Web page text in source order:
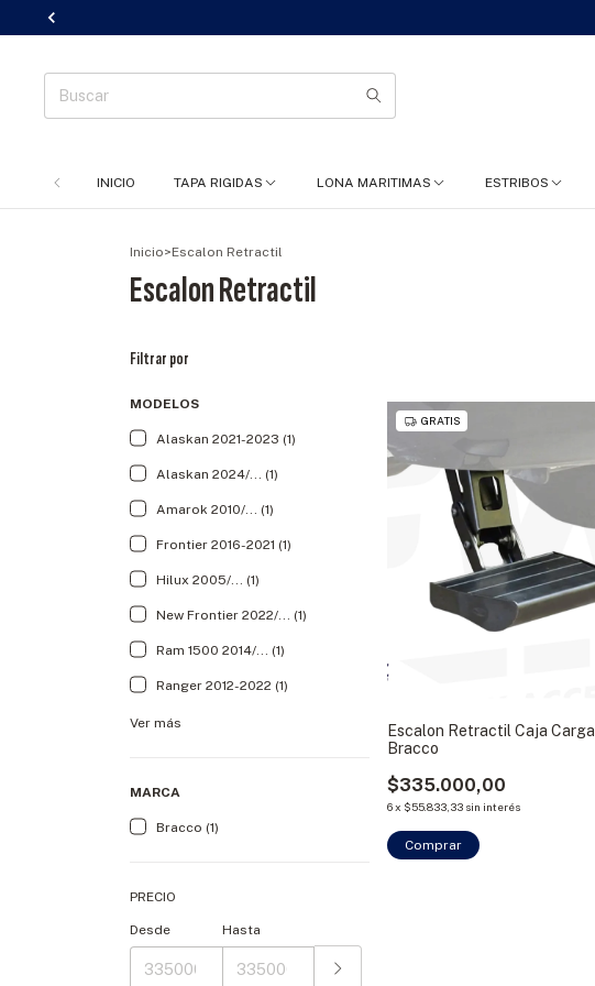
INICIO TAPA RIGIDAS LONA MARITIMAS ESTRIBOS
Inicio>Escalon Retractil
Escalon Retractil
Filtrar por
MODELOS
Alaskan 2021-2023 (1)
Alaskan 2024/... (1)
Amarok 2010/... (1)
Frontier 2016-2021 (1)
Hilux 2005/... (1)
New Frontier 2022/... (1)
Ram 1500 2014/... (1)
Ranger 2012-2022 (1)
Ver más
MARCA
Bracco (1)
PRECIO
Desde Hasta
GRATIS
Escalon Retractil Caja Carga
Bracco
$335.000,00
6x $55.833,33 sin interés
Comprar